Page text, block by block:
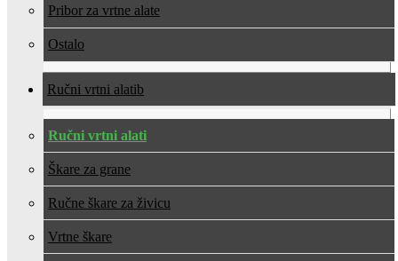
Pribor za vrtne alate
Ostalo
Ručni vrtni alati
Ručni vrtni alati
Škare za grane
Ručne škare za živicu
Vrtne škare